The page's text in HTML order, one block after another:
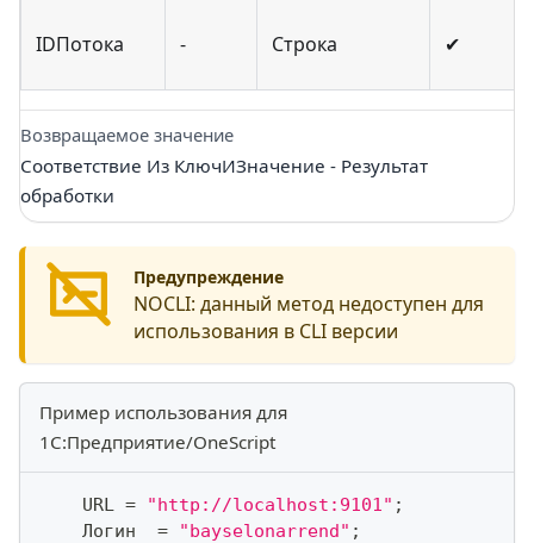
IDПотока - Строка ✔
Возвращаемое значение
Соответствие Из КлючИЗначение - Результат
обработки
Предупреждение
NOCLI: данный метод недоступен для
использования в CLI версии
Пример использования для
1С:Предприятие/OneScript
    URL
= "http://localhost:9101" ;
    Логин
= "bayselonarrend" ;